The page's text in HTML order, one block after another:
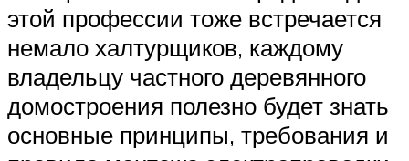
этой профессии тоже встречается
немало халтурщиков, каждому
владельцу частного деревянного
домостроения полезно будет знать
основные принципы, требования и